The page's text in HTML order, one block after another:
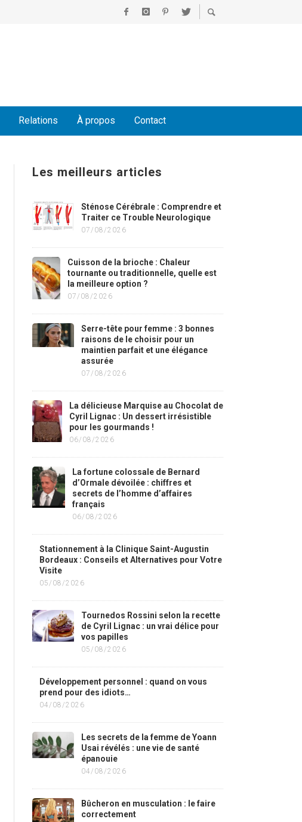
Relations À propos Contact
Les meilleurs articles
Sténose Cérébrale : Comprendre et
Traiter ce Trouble Neurologique
07/08/2026
Cuisson de la brioche : Chaleur
tournante ou traditionnelle, quelle est
la meilleure option ?
07/08/2026
Serre-tête pour femme : 3 bonnes
raisons de le choisir pour un
maintien parfait et une élégance
assurée
07/08/2026
La délicieuse Marquise au Chocolat de
Cyril Lignac : Un dessert irrésistible
pour les gourmands !
06/08/2026
La fortune colossale de Bernard
d’Ormale dévoilée : chiffres et
secrets de l’homme d’affaires
français
06/08/2026
Stationnement à la Clinique Saint-Augustin
Bordeaux : Conseils et Alternatives pour Votre
Visite
05/08/2026
Tournedos Rossini selon la recette
de Cyril Lignac : un vrai délice pour
vos papilles
05/08/2026
Développement personnel : quand on vous
prend pour des idiots…
04/08/2026
Les secrets de la femme de Yoann
Usai révélés : une vie de santé
épanouie
04/08/2026
Bûcheron en musculation : le faire
correctement